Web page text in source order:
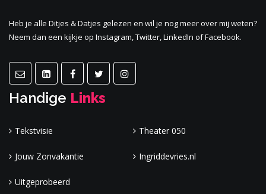
Heb je alle Ditjes & Datjes gelezen en wil je nog meerover mij weten?
Neem dan een kijkje op Instagram, Twitter, LinkedIn of Facebook.
Handige Links
Tekstvisie Theater 050
Jouw Zonvakantie Ingriddevries.nl
Uitgeprobeerd